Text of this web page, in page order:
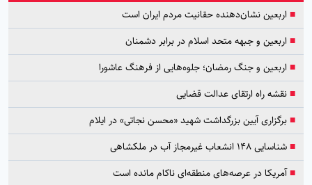
■ اربعین نشان‌دهنده حقانیت مردم ایران است
■ اربعین و جبهه متحد اسلام در برابر دشمنان
■ اربعین و جنگ رمضان؛ جلوه‌هایی از فرهنگ عاشورا
■نقشه راه ارتقای عدالت قضایی
■برگزاری آیین بزرگداشت شهید «محسن نجاتی» در ایلام
■شناسایی ۱۴۸ انشعاب غیرمجاز آب در ملکشاهی
■آمریکا در عرصه‌های منطقه‌ای ناکام مانده است